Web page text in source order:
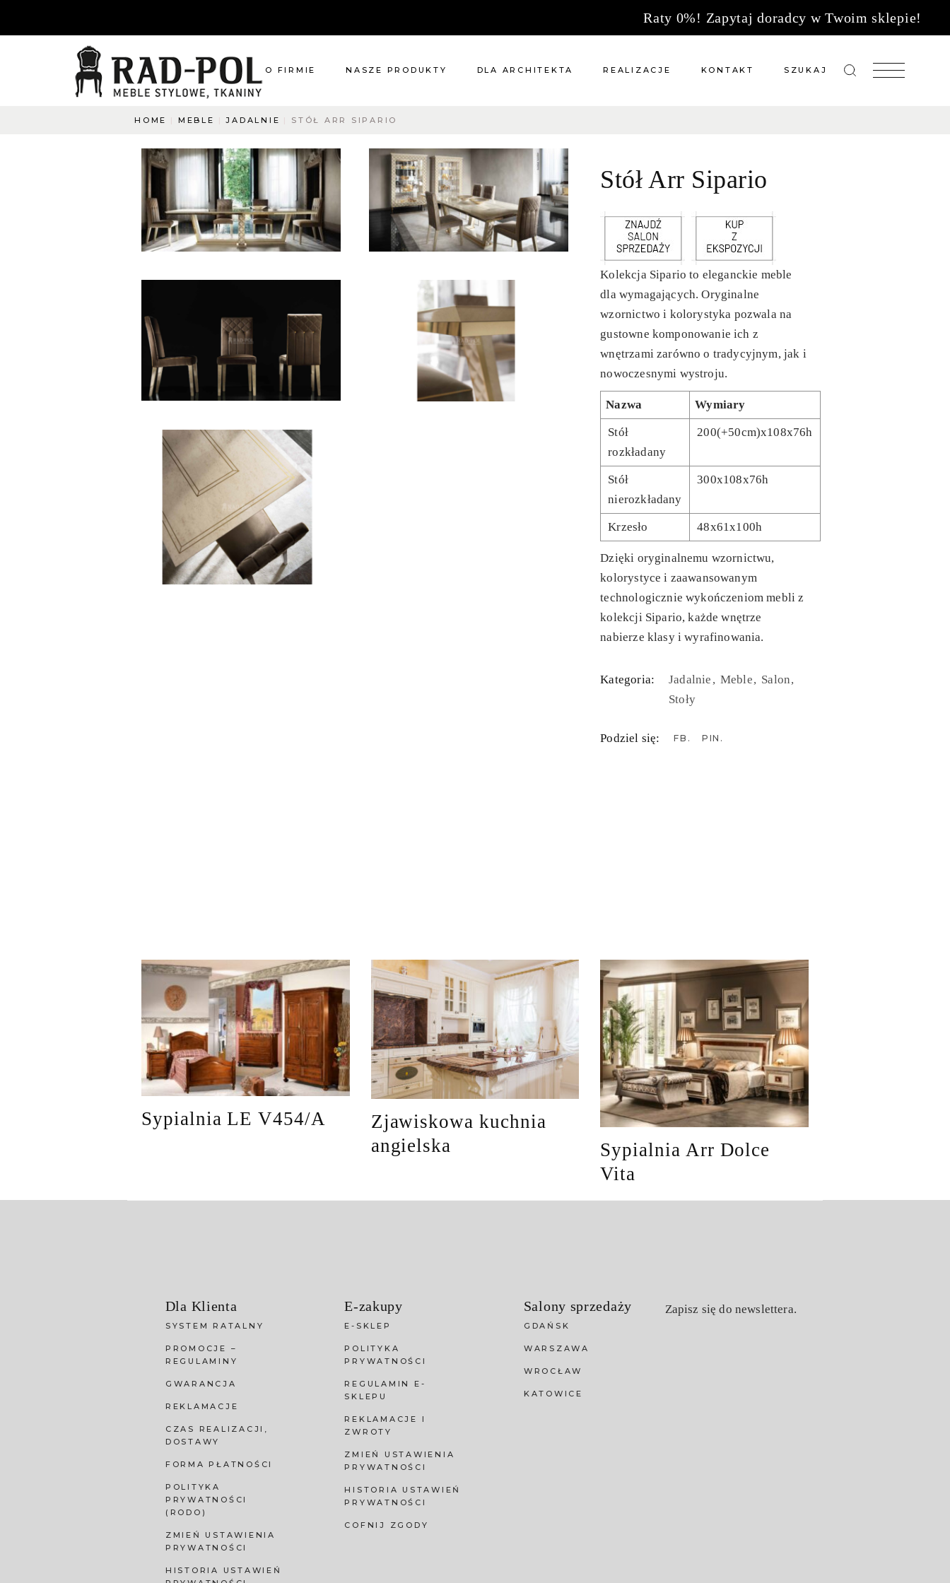
Raty 0%! Zapytaj doradcy w Twoim sklepie!
O FIRMIE
Blog
Aktualności
O co pytacie?
Napisz do nas
NASZE PRODUKTY
Pomieszczenia
Oświetlenie
Renowacje
Kuchnie
Tkaniny
DLA ARCHITEKTA REALIZACJE KONTAKT
Kuchnie
Biuro
SZUKAJ
HOME MEBLE JADALNIE STÓŁ ARR SIPARIO
Stół Arr Sipario
Kolekcja Sipario to eleganckie meble
dla wymagających. Oryginalne
wzornictwo i kolorystyka pozwala na
gustowne komponowanie ich z
wnętrzami zarówno o tradycyjnym, jak i
nowoczesnymi wystroju.
Nazwa Wymiary
Stół
rozkładany
200(+50cm)x108x76h
Stół
nierozkładany
300x108x76h
Krzesło 48x61x100h
Dzięki oryginalnemu wzornictwu,
kolorystyce i zaawansowanym
technologicznie wykończeniom mebli z
kolekcji Sipario, każde wnętrze
nabierze klasy i wyrafinowania.
Kategoria: Jadalnie Meble Salon
Stoły
Podziel się: FB PIN
Sypialnia LE V454/A
Zjawiskowa kuchnia
angielska
Sypialnia Arr Dolce
Vita
Dla Klienta
SYSTEM RATALNY
PROMOCJE –
REGULAMINY
GWARANCJA
REKLAMACJE
CZAS REALIZACJI,
DOSTAWY
FORMA PŁATNOŚCI
POLITYKA
PRYWATNOŚCI
(RODO)
ZMIEŃ USTAWIENIA
PRYWATNOŚCI
HISTORIA USTAWIEŃ
E-zakupy
E-SKLEP
POLITYKA
PRYWATNOŚCI
REGULAMIN E-
SKLEPU
REKLAMACJE I
ZWROTY
ZMIEŃ USTAWIENIA
PRYWATNOŚCI
HISTORIA USTAWIEŃ
PRYWATNOŚCI
COFNIJ ZGODY
Salony sprzedaży
GDAŃSK
WARSZAWA
WROCŁAW
KATOWICE
Zapisz się do newslettera.